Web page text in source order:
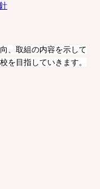
、取組の内容を示して
を目指していきます。